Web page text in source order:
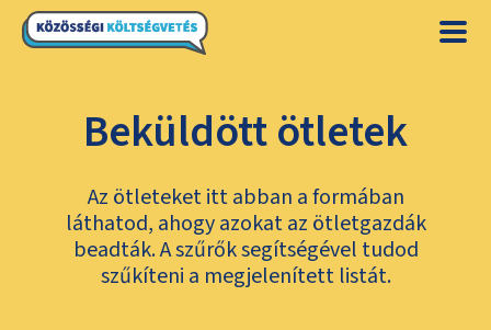
Beküldött ötletek
Az ötleteket itt abban a formában
láthatod, ahogy azokat az ötletgazdák
beadták. A szűrők segítségével tudod
szűkíteni a megjelenített listát.